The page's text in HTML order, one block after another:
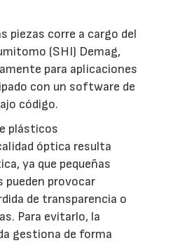
piezas corre a cargo del
(SHI) Demag,
para aplicaciones
con un software de
código.
plásticos
óptica resulta
ya que pequeñas
provocar
de transparencia o
Para evitarlo, la
gestiona de forma